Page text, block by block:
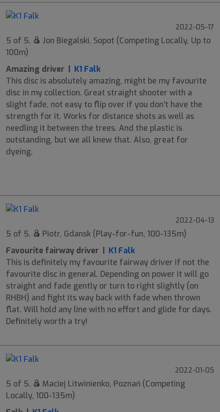
2022-05-17
5 of 5.
Jon Biegalski, Sopot (Competing Locally, Up to
100m)
Amazing driver | K1 Falk
This disc is absolutely amazing, might be my favourite
disc in my collection. Great straight shooter with a
slight fade, not easy to flip over if you don't have the
strength for it. Works for distance shots as well as
needling it between the trees. And the plastic is
outstanding, but we all knew that. Also, great for
dyeing.
2022-04-13
5 of 5.
Piotr, Gdansk (Play-for-fun, 100-135m)
Favourite fairway driver | K1 Falk
This is definitely my favourite fairway driver if not the
favourite disc in general. Depending on power it will go
straight and fade gently or turn to right slightly (on
RHBH) and fight its way back with fade when thrown
flat. Will hold any line with no effort and glide for days.
Definitely worth a try!
2022-01-05
5 of 5.
Maciej Litwinienko, Poznań (Competing
Locally, 100-135m)